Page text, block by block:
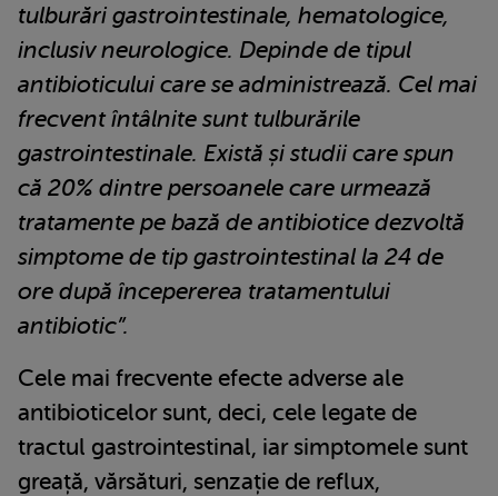
tulburări gastrointestinale, hematologice,
inclusiv neurologice. Depinde de tipul
antibioticului care se administrează. Cel mai
frecvent întâlnite sunt tulburările
gastrointestinale. Există și studii care spun
că 20% dintre persoanele care urmează
tratamente pe bază de antibiotice dezvoltă
simptome de tip gastrointestinal la 24 de
ore după începererea tratamentului
antibiotic”.
Cele mai frecvente efecte adverse ale
antibioticelor sunt, deci, cele legate de
tractul gastrointestinal, iar simptomele sunt
greață, vărsături, senzație de reflux,